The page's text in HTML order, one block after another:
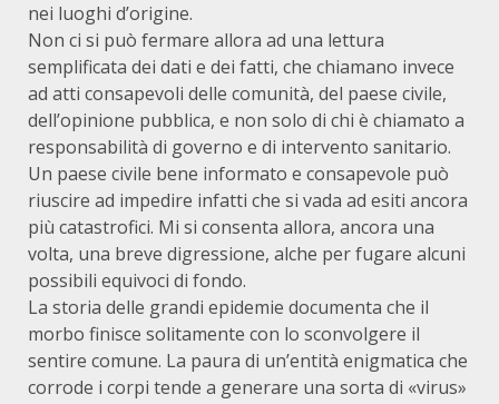
nei luoghi d’origine.
Non ci si può fermare allora ad una lettura
semplificata dei dati e dei fatti, che chiamano invece
ad atti consapevoli delle comunità, del paese civile,
dell’opinione pubblica, e non solo di chi è chiamato a
responsabilità di governo e di intervento sanitario.
Un paese civile bene informato e consapevole può
riuscire ad impedire infatti che si vada ad esiti ancora
più catastrofici. Mi si consenta allora, ancora una
volta, una breve digressione, alche per fugare alcuni
possibili equivoci di fondo.
La storia delle grandi epidemie documenta che il
morbo finisce solitamente con lo sconvolgere il
sentire comune. La paura di un’entità enigmatica che
corrode i corpi tende a generare una sorta di «virus»